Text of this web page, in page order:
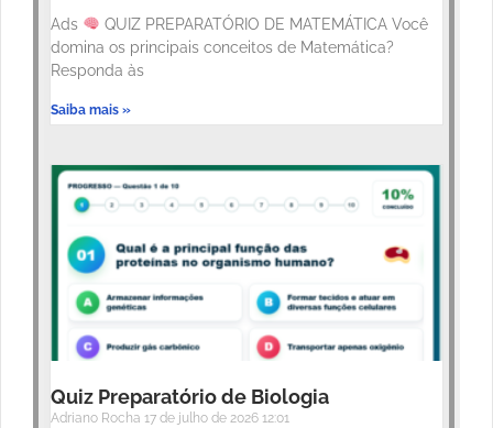
Ads
QUIZ PREPARATÓRIO DE MATEMÁTICA Você
domina os principais conceitos de Matemática?
Responda às
Saiba mais »
Quiz Preparatório de Biologia
Adriano Rocha 17 de julho de 2026 12:01